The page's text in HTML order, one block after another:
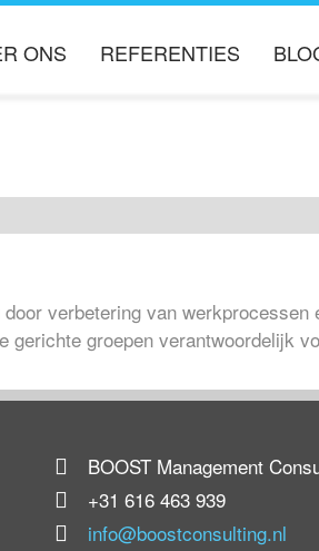
ONS REFERENTIES
verbetering van werkprocessen
gerichte groepen verantwoordelijk
BOOST Management
+31 616 463 939
info@boostconsulting.nl